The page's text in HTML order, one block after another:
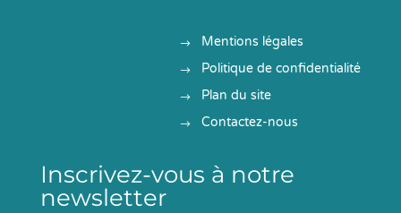
Mentions légales
Politique de confidentialité
Plan du site
Contactez-nous
Inscrivez-vous à notre
newsletter